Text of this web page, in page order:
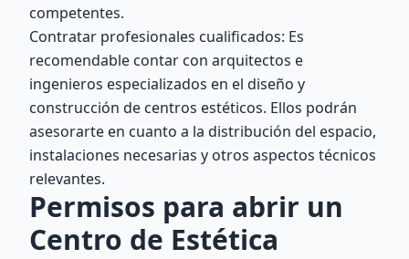
competentes.
Contratar profesionales cualificados: Es
recomendable contar con arquitectos e
ingenieros especializados en el diseño y
construcción de centros estéticos. Ellos podrán
asesorarte en cuanto a la distribución del espacio,
instalaciones necesarias y otros aspectos técnicos
relevantes.
Permisos para abrir un
Centro de Estética